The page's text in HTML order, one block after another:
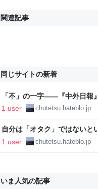
関連記事
同じサイトの新着
「不」の一字――『中外日報
1 user
chutetsu.hateblo.jp
自分は「オタク」ではないと
1 user
chutetsu.hateblo.jp
いま人気の記事